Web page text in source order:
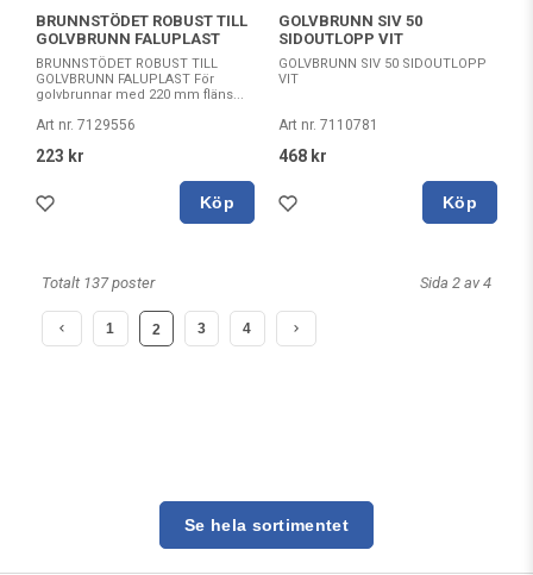
BRUNNSTÖDET ROBUST TILL
GOLVBRUNN FALUPLAST
BRUNNSTÖDET ROBUST TILL
GOLVBRUNN FALUPLAST För
golvbrunnar med 220 mm fläns...
Art nr. 7129556
223 kr
Köp
GOLVBRUNN SIV 50
SIDOUTLOPP VIT
GOLVBRUNN SIV 50 SIDOUTLOPP
VIT
Art nr. 7110781
468 kr
Köp
Totalt 137 poster Sida 2 av 4
1 2 3 4
Se hela sortimentet